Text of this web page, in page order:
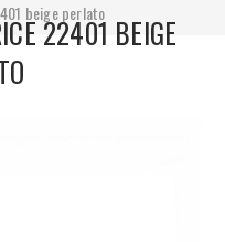
beige perlato
22401 BEIGE